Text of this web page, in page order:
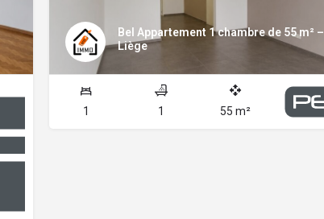
Bel Appartement 1 chambre de 55 m² –
Liège
1 1 55 m²